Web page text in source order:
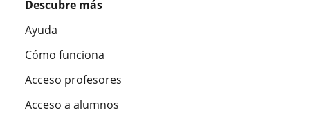
Descubre más
Ayuda
Cómo funciona
Acceso profesores
Acceso a alumnos